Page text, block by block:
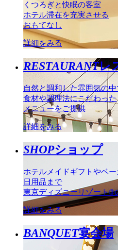
くつろぎと快眠の客室
ホテル滞在を充実させる
おもてなし
詳細をみる
RESTAURANTレ
自然と調和した雰囲気の中
食材や調理法にこだわった
メニューをご提供
詳細をみる
SHOPショップ
ホテルメイドギフトやベ
日用品まで
東京ディズニーリゾート®
詳細をみる
BANQUET宴会場